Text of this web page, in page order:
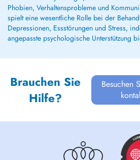
Phobien, Verhaltensprobleme und
spielt eine wesentliche Rolle bei der
Depressionen, Essstörungen und Stress,
angepasste psychologische Unterstützung
Brauchen Sie
Hilfe?
Besuchen